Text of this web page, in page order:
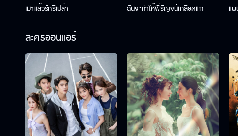
เมาแล้วรักรึเปล่า ฉันจะทำให้พี่รัญจน์เกลียดแก แผ
ละครออนแอร์